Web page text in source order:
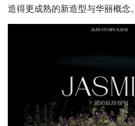
造得更成熟的新造型与华丽概念。